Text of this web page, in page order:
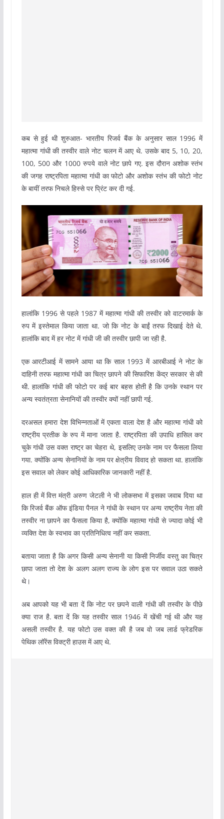
कब से हुई थी शुरुआत- भारतीय रिजर्व बैंक के अनुसार साल 1996 में
महात्मा गांधी की तस्वीर वाले नोट चलन में आए थे. उसके बाद 5, 10, 20,
100, 500 और 1000 रुपये वाले नोट छापे गए. इस दौरान अशोक स्तंभ
की जगह राष्ट्रपिता महात्मा गांधी का फोटो और अशोक स्तंभ की फोटो नोट
के बायीं तरफ निचले हिस्से पर प्रिंट कर दी गई.
हालांकि 1996 से पहले 1987 में महात्मा गांधी की तस्वीर को वाटरमार्क के
रुप में इस्तेमाल किया जाता था. जो कि नोट के बाईं तरफ दिखाई देते थे.
हालांकि बाद में हर नोट में गांधी जी की तस्वीर छापी जा रही है.
एक आरटीआई में सामने आया था कि साल 1993 में आरबीआई ने नोट के
दाहिनी तरफ महात्मा गांधी का चित्र छापने की सिफारिश केंद्र सरकार से की
थी. हालांकि गांधी की फोटो पर कई बार बहस होती है कि उनके स्थान पर
अन्य स्वतंत्रता सेनानियों की तस्वीर क्यों नहीं छापी गई.
दरअसल हमारा देश विभिन्नताओं में एकता वाला देश है और महात्मा गांधी को
राष्ट्रीय प्रतीक के रुप में माना जाता है. राष्ट्रपिता की उपाधि हासिल कर
चुके गांधी उस वक्त राष्ट्र का चेहरा थे, इसलिए उनके नाम पर फैसला लिया
गया. क्योंकि अन्य सेनानियों के नाम पर क्षेत्रीय विवाद हो सकता था. हालांकि
इस सवाल को लेकर कोई आधिकारिक जानकारी नहीं है.
हाल ही में वित्त मंत्री अरुण जेटली ने भी लोकसभा में इसका जवाब दिया था
कि रिजर्व बैंक ऑफ इंडिया पैनल ने गांधी के स्थान पर अन्य राष्ट्रीय नेता की
तस्वीर ना छापने का फैसला किया है, क्योंकि महात्मा गांधी से ज्यादा कोई भी
व्यक्ति देश के स्वभाव का प्रतिनिधित्व नहीं कर सकता.
बताया जाता है कि अगर किसी अन्य सेनानी या किसी निर्जीव वस्तु का चित्र
छापा जाता तो देश के अलग अलग राज्य के लोग इस पर सवाल उठा सकते
थे।
अब आपको यह भी बता दें कि नोट पर छपने वाली गांधी की तस्वीर के पीछे
क्या राज है. बता दें कि यह तस्वीर साल 1946 में खेंची गई थी और यह
असली तस्वीर है. यह फोटो उस वक्त की है जब वो जब लार्ड फ्रेडरिक
पेथिक लॉरेंस विक्ट्री हाउस में आए थे.